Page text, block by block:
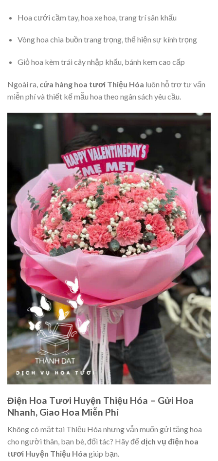
Hoa cưới cầm tay, hoa xe hoa, trang trí sân khấu
Vòng hoa chia buồn trang trọng, thể hiện sự kính trọng
Giỏ hoa kèm trái cây nhập khẩu, bánh kem cao cấp
Ngoài ra, cửa hàng hoa tươi Thiệu Hóa luôn hỗ trợ tư vấn
miễn phí và thiết kế mẫu hoa theo ngân sách yêu cầu.
Điện Hoa Tươi Huyện Thiệu Hóa – Gửi Hoa
Nhanh, Giao Hoa Miễn Phí
Không có mặt tại Thiệu Hóa nhưng vẫn muốn gửi tặng hoa
cho người thân, bạn bè, đối tác? Hãy để dịch vụ điện hoa
tươi Huyện Thiệu Hóa giúp bạn.